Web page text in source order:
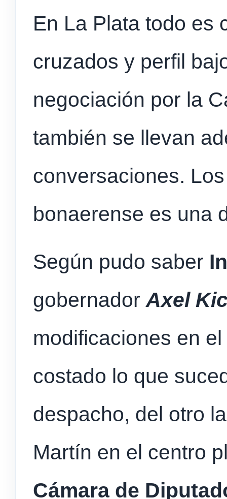
En La Plata todo es
cruzados y perfil
negociación por la
también se llevan
conversaciones.
bonaerense es una
Según pudo saber
gobernador Axel
modificaciones en
costado lo que
despacho, del otro
Martín en el centro
Cámara de